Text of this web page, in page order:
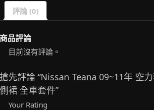
評論 (0)
品評論
目前沒有評論。
先評論 “Nissan Teana 09~11年 空
裙 全車套件”
Your Rating